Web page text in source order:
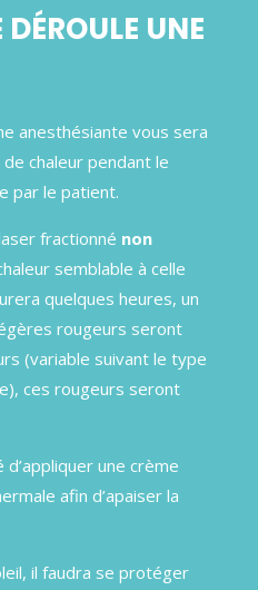
UNE
anesthésiante vous sera
chaleur pendant le
par le patient.
fractionné non
semblable à celle
quelques heures, un
rougeurs seront
(variable suivant le type
ces rougeurs seront
une crème
afin d’apaiser la
il faudra se protéger